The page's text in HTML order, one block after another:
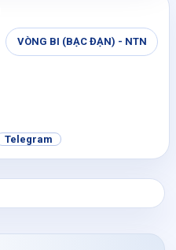
VÒNG BI (BẠC ĐẠN) - NTN
Telegram